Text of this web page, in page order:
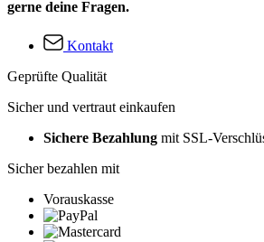
gerne deine Fragen.
Kontakt
Geprüfte Qualität
Sicher und vertraut einkaufen
Sichere Bezahlung mit SSL-
Sicher bezahlen mit
Vorauskasse